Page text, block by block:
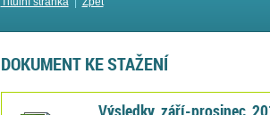
DOKUMENT KE STAŽENÍ
Výsledky_září-